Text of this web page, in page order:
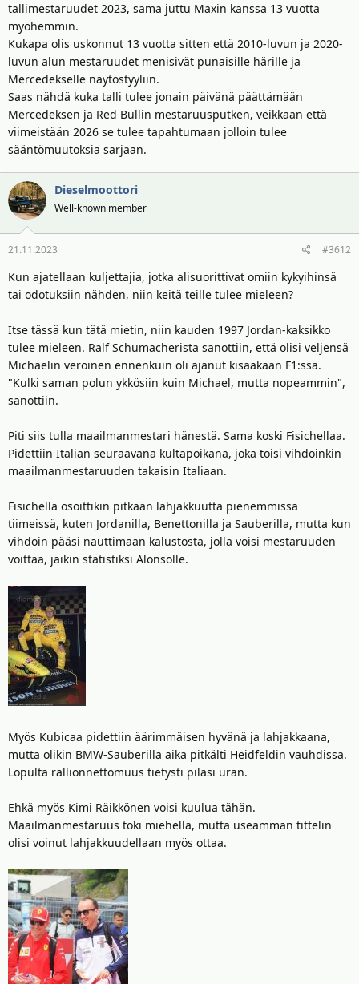
Eli taida vastaavaa historiasta löytyä, että neljällä kuljettajalla
mahdollisuus mestaruuteen vielä viimeisessä GP:ssä.
Kauden 2010 lisäksi mestaruuksia on Abu Dhabissa jaettu kausina
2014, 2016 ja 2021.
Kausina 2014 ja 2016 kyseessä olivat Mercedes-tiimin sisäinen
maailmanmestaruustaistelu Hamiltonin ja Rosbergin välillä, ja kaikki
varmasti muistavat kauden 2021 Hamiltonin ja Verstappenin välisen
Suomalaisista Abu Dhabissa ovat voittaneet Räikkönen vuonna
2012 Lotuksella ja Bottas vuonna 2017 Mercedeksellä.
Näytä liitetiedosto 4224
Näytä liitetiedosto 4225
tallimestaruudet 2023, sama juttu Maxin kanssa 13 vuotta
myöhemmin.
Kukapa olis uskonnut 13 vuotta sitten että 2010-luvun ja 2020-
luvun alun mestaruudet menisivät punaisille härille ja
Mercedekselle näytöstyyliin.
Saas nähdä kuka talli tulee jonain päivänä päättämään
Mercedeksen ja Red Bullin mestaruusputken, veikkaan että
viimeistään 2026 se tulee tapahtumaan jolloin tulee
sääntömuutoksia sarjaan.
Dieselmoottori
Well-known member
21.11.2023 #3612
Kun ajatellaan kuljettajia, jotka alisuorittivat omiin kykyihinsä
tai odotuksiin nähden, niin keitä teille tulee mieleen?
Itse tässä kun tätä mietin, niin kauden 1997 Jordan-kaksikko
tulee mieleen. Ralf Schumacherista sanottiin, että olisi veljensä
Michaelin veroinen ennenkuin oli ajanut kisaakaan F1:ssä.
"Kulki saman polun ykkösiin kuin Michael, mutta nopeammin",
sanottiin.
Piti siis tulla maailmanmestari hänestä. Sama koski Fisichellaa.
Pidettiin Italian seuraavana kultapoikana, joka toisi vihdoinkin
maailmanmestaruuden takaisin Italiaan.
Fisichella osoittikin pitkään lahjakkuutta pienemmissä
tiimeissä, kuten Jordanilla, Benettonilla ja Sauberilla, mutta kun
vihdoin pääsi nauttimaan kalustosta, jolla voisi mestaruuden
voittaa, jäikin statistiksi Alonsolle.
Myös Kubicaa pidettiin äärimmäisen hyvänä ja lahjakkaana,
mutta olikin BMW-Sauberilla aika pitkälti Heidfeldin vauhdissa.
Lopulta rallionnettomuus tietysti pilasi uran.
Ehkä myös Kimi Räikkönen voisi kuulua tähän.
Maailmanmestaruus toki miehellä, mutta useamman tittelin
olisi voinut lahjakkuudellaan myös ottaa.